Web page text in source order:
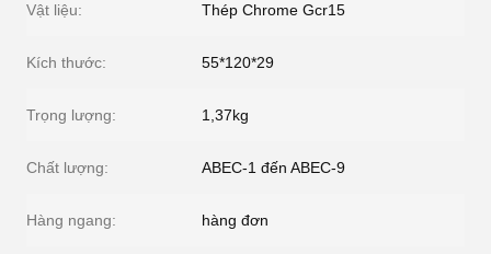
Vật liệu: Thép Chrome Gcr15
Kích thước: 55*120*29
Trọng lượng: 1,37kg
Chất lượng: ABEC-1 đến ABEC-9
Hàng ngang: hàng đơn